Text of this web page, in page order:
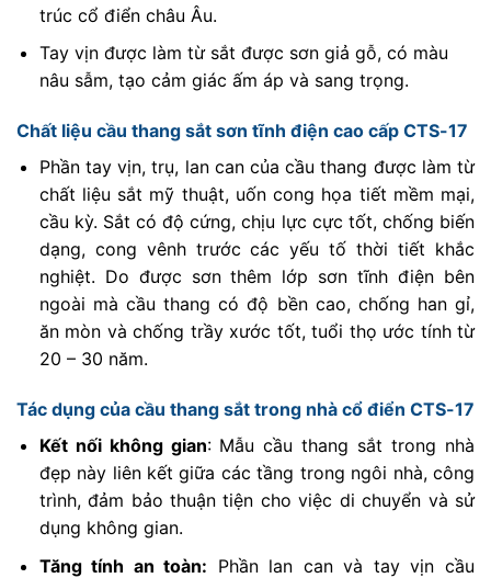
trúc cổ điển châu Âu.
Tay vịn được làm từ sắt được sơn giả gỗ, có màu
nâu sẫm, tạo cảm giác ấm áp và sang trọng.
Chất liệu cầu thang sắt sơn tĩnh điện cao cấp CTS-17
Phần tay vịn, trụ, lan can của cầu thang được làm từ
chất liệu sắt mỹ thuật, uốn cong họa tiết mềm mại,
cầu kỳ. Sắt có độ cứng, chịu lực cực tốt, chống biến
dạng, cong vênh trước các yếu tố thời tiết khắc
nghiệt. Do được sơn thêm lớp sơn tĩnh điện bên
ngoài mà cầu thang có độ bền cao, chống han gỉ,
ăn mòn và chống trầy xước tốt, tuổi thọ ước tính từ
20 – 30 năm.
Tác dụng của cầu thang sắt trong nhà cổ điển CTS-17
Kết nối không gian: Mẫu cầu thang sắt trong nhà
đẹp này liên kết giữa các tầng trong ngôi nhà, công
trình, đảm bảo thuận tiện cho việc di chuyển và sử
dụng không gian.
Tăng tính an toàn: Phần lan can và tay vịn cầu